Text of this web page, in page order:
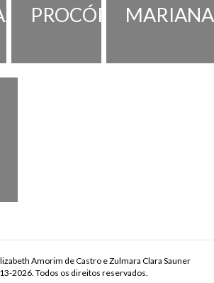
PROCÓPIOMARIANA
Amorim de Castro e Zulmara Clara Sauner
2026. Todos os direitos reservados.